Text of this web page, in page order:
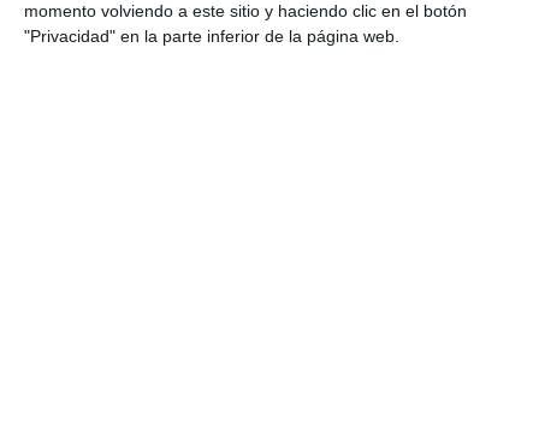
momento volviendo a este sitio y haciendo clic en el botón
"Privacidad" en la parte inferior de la página web.
Daniel Pérez Cerniseva,
distinguido en los Premios